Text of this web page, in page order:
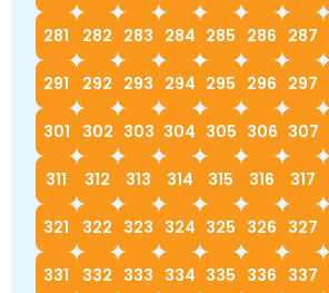
281 282 283 284 285 286 287
291 292 293 294 295 296 297
301 302 303 304 305 306 307
311 312 313 314 315 316 317
321 322 323 324 325 326 327
331 332 333 334 335 336 337